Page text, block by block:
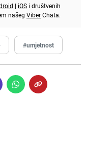
| iOS i društvenih
našeg ViberChata.
#umjetnost